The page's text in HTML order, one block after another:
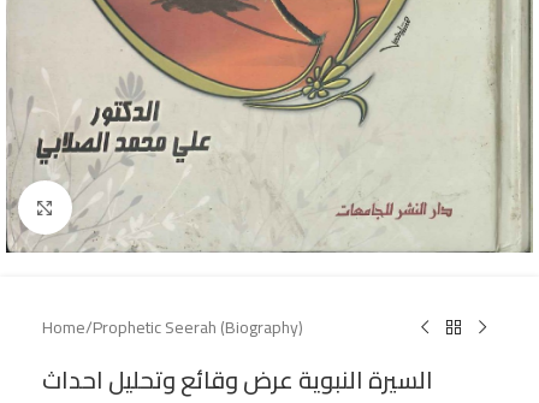
Click to enlarge
Home/Prophetic Seerah (Biography)
السيرة النبوية عرض وقائع وتحليل احداث